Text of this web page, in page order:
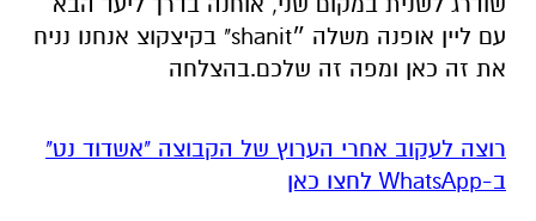
עם ליין אופנה משלה ״shanit" בקיצקוצ אנחנו נניח
את זה כאן ומפה זה שלכם.בהצלחה
רוצה לעקוב אחרי הערוץ של הקבוצה "אשדוד נט"
ב-WhatsApp לחצו כאן